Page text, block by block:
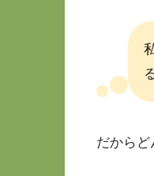
だからど